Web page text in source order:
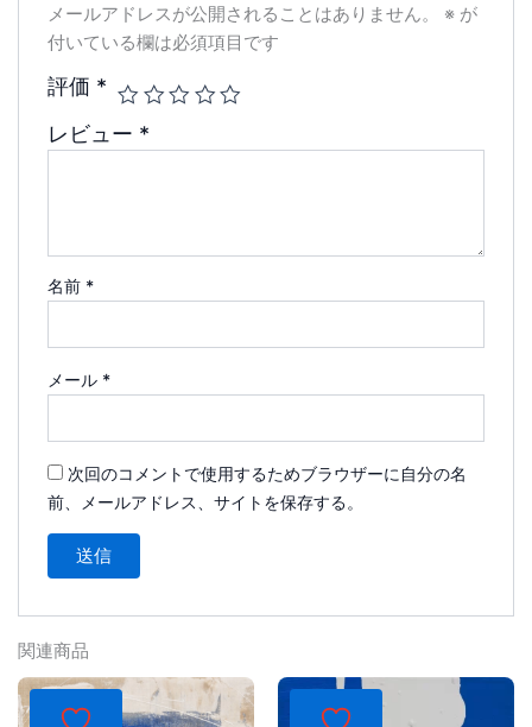
メールアドレスが公開されることはありません。 ※ が
付いている欄は必須項目です
評価 *
レビュー *
名前 *
メール *
次回のコメントで使用するためブラウザーに自分の名
前、メールアドレス、サイトを保存する。
関連商品